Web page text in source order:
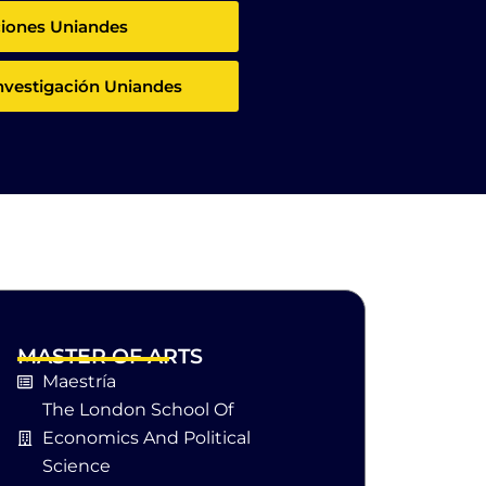
Uniandes
Uniandes
MASTER OF ARTS
Maestría
The London School Of
Economics And Political
Science